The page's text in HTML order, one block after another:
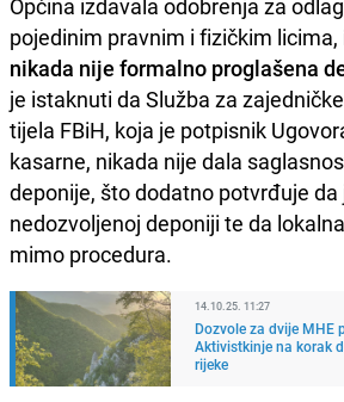
pojedinim pravnim i fizičkim licima,
nikada nije formalno proglašena
je istaknuti da Služba za
tijela FBiH, koja je potpisnik
kasarne, nikada nije dala
deponije, što dodatno potvrđuje da
nedozvoljenoj deponiji te da
mimo procedura.
14.10.25. 11:27
Dozvole za dvije MHE
Aktivistkinje na korak
rijeke